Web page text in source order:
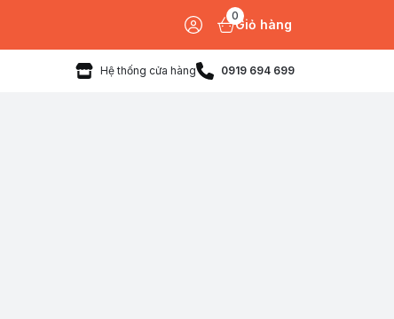
0
Giỏ hàng
Hệ thống cửa hàng 0919 694 699